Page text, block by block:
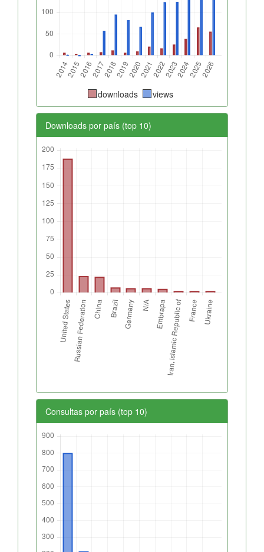
downloads views
Downloads por país (top 10)
Consultas por país (top 10)